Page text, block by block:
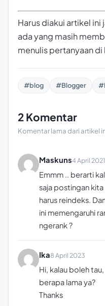
Harus diakui artikel ini
ada yang masih
menulis pertanyaan
#blog #Blogger
2 Komentar
Komentar lama dari artikel
Maskuns4 April 2021
Emmm .. berarti
saja postingan kita
harus reindeks.
ini memengaruhi
ngerank ?
Ika8 April 2023
Hi, kalau boleh
berapa lama ya?
Thanks